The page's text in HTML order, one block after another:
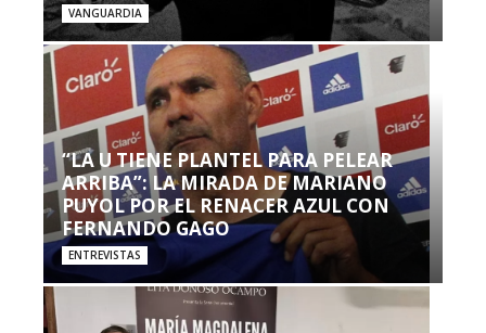
VANGUARDIA
“LA U TIENE PLANTEL PARA PELEAR
ARRIBA”: LA MIRADA DE MARIANO
PUYOL POR EL RENACER AZUL CON
FERNANDO GAGO
ENTREVISTAS